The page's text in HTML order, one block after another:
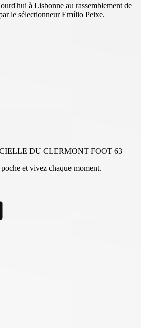
à Lisbonne au rassemblement de
le sélectionneur Emílio Peixe.
DU CLERMONT FOOT 63
et vivez chaque moment.